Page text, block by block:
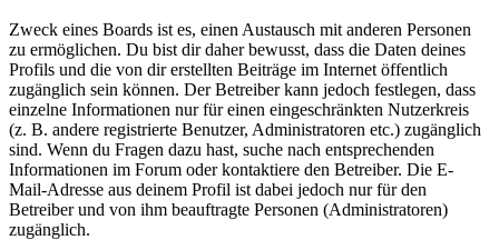
Zweck eines Boards ist es, einen Austausch mit anderen Personen
zu ermöglichen. Du bist dir daher bewusst, dass die Daten deines
Profils und die von dir erstellten Beiträge im Internet öffentlich
zugänglich sein können. Der Betreiber kann jedoch festlegen, dass
einzelne Informationen nur für einen eingeschränkten Nutzerkreis
(z. B. andere registrierte Benutzer, Administratoren etc.) zugänglich
sind. Wenn du Fragen dazu hast, suche nach entsprechenden
Informationen im Forum oder kontaktiere den Betreiber. Die E-
Mail-Adresse aus deinem Profil ist dabei jedoch nur für den
Betreiber und von ihm beauftragte Personen (Administratoren)
zugänglich.